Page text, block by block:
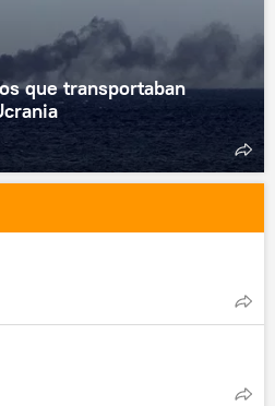
que transportaban